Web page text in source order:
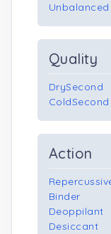
Quality
DrySecond
ColdSecond
Action
Binder
Deoppilant
Desiccant